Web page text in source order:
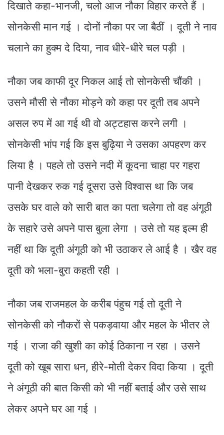
दिखाते कहा-भानजी, चलो आज नौका विहार करते हैं ।
सोनकेसी मान गई । दोनों नौका पर जा बैठीं । दूती ने नाव
चलाने का हुक्म दे दिया, नाव धीरे-धीरे चल पड़ी ।
नौका जब काफी दूर निकल आई तो सोनकेसी चौंकी ।
उसने मौसी से नौका मोड़ने को कहा पर दूती तब अपने
असल रुप में आ गई थी वो अट्टहास करने लगी ।
सोनकेसी भांप गई कि इस बुढ़िया ने उसका अपहरण कर
लिया है । पहले तो उसने नदी में कूदना चाहा पर गहरा
पानी देखकर रुक गई दूसरा उसे विश्वास था कि जब
उसके घर वाले को सारी बात का पता चलेगा तो वह अंगूठी
के सहारे उसे अपने पास बुला लेगा । उसे तो यह इल्म ही
नहीं था कि दूती अंगूठी को भी उठाकर ले आई है । खैर वह
दूती को भला-बुरा कहती रही ।
नौका जब राजमहल के करीब पंहुच गई तो दूती ने
सोनकेसी को नौकरों से पकड़वाया और महल के भीतर ले
गई । राजा की खुशी का कोई ठिकाना न रहा । उसने
दूती को खूब सारा धन, हीरे-मोती देकर विदा किया । दूती
ने अंगूठी की बात किसी को भी नहीं बताई और उसे साथ
लेकर अपने घर आ गई ।